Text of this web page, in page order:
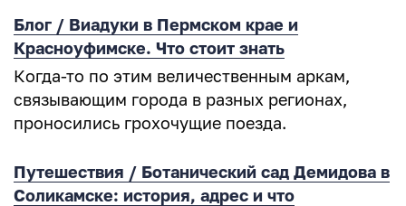
Блог / Виадуки в Пермском крае и
Красноуфимске. Что стоит знать
Когда-то по этим величественным аркам,
связывающим города в разных регионах,
проносились грохочущие поезда.
Путешествия / Ботанический сад Демидова в
Соликамске: история, адрес и что